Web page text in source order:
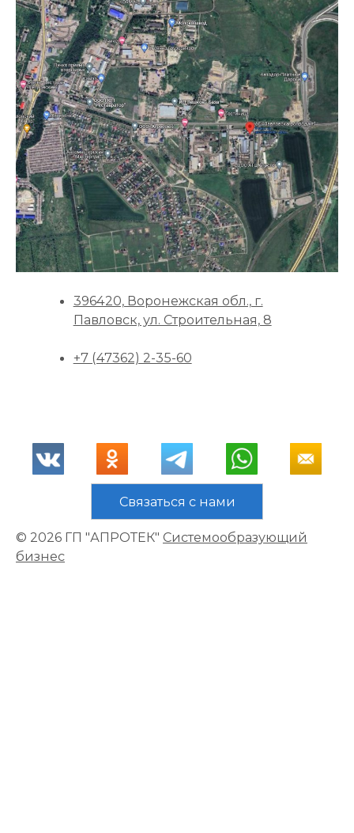
396420, Воронежская обл., г.
Павловск, ул. Строительная, 8
+7 (47362) 2-35-60
Связаться с нами
© 2026 ГП "АПРОТЕК" Системообразующий
бизнес